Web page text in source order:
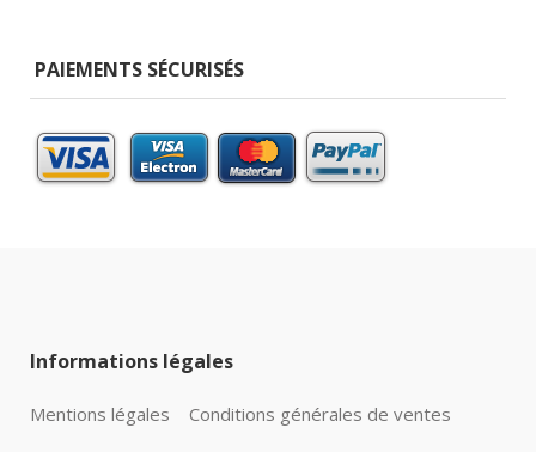
PAIEMENTS SÉCURISÉS
Informations légales
Mentions légales Conditions générales de ventes